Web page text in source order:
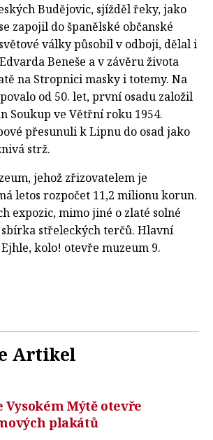
Budějovic, sjížděl řeky, jako
zapojil do španělské občanské
války působil v odboji, dělal i
Beneše a v závěru života
na Stropnici masky i totemy. Na
od 50. let, první osadu založil
Soukup ve Větřní roku 1954.
přesunuli k Lipnu do osad jako
strž.
jehož zřizovatelem je
letos rozpočet 11,2 milionu korun.
expozic, mimo jiné o zlaté solné
sbírka střeleckých terčů. Hlavní
kolo! otevře muzeum 9.
Artikel
Vysokém Mýtě otevře
plakátů